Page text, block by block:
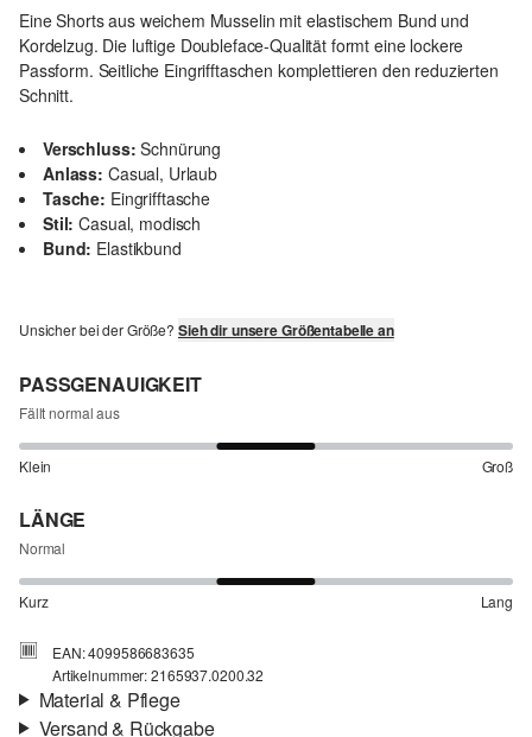
Eine Shorts aus weichem Musselin mit elastischem Bund und
Kordelzug. Die luftige Doubleface-Qualität formt eine lockere
Passform. Seitliche Eingrifftaschen komplettieren den reduzierten
Schnitt.
Verschluss: Schnürung
Anlass: Casual, Urlaub
Tasche: Eingrifftasche
Stil: Casual, modisch
Bund: Elastikbund
Unsicher bei der Größe? Sieh dir unsere Größentabelle an
PASSGENAUIGKEIT
Fällt normal aus
Klein Groß
LÄNGE
Normal
Kurz Lang
EAN: 4099586683635
Artikelnummer: 2165937.0200.32
Material & Pflege
Versand & Rückgabe